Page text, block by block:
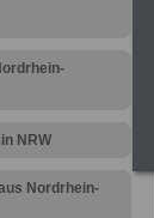
NRW
Nordrhein-